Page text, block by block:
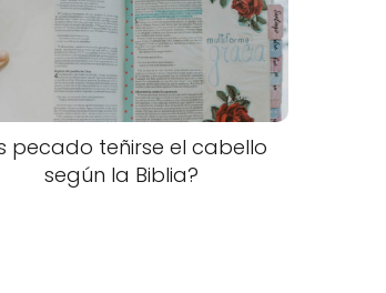
pecado teñirse el cabello
según la Biblia?